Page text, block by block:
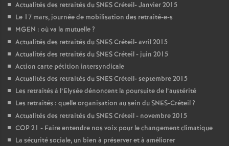
Actualités des retraités duSNESCréteil- Janvier 2015
Le 17 mars, journée de mobilisation des retraité-e-s
MGEN : où va la mutuelle?
Actualités des retraités duSNESCréteil- avril 2015
Actualités des retraités duSNESCréteil - juin 2015
Action carte pétition intersyndicale
Actualités des retraités duSNESCréteil- septembre 2015
Les retraités à l’Elysée dénoncent la poursuite de l’austérité
Les retraités : quelle organisation au sein duSNES-Créteil?
Actualités des retraités duSNESCréteil - novembre 2015
COP21 - Faire entendre nos voix pour le changement climatique
La sécurité sociale, un bien à préserver et à améliorer